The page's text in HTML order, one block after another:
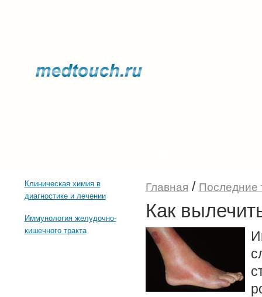
Клиническая химия в
диагностике и лечении
Иммунология желудочно-
кишечного тракта
Главная / Последние
Как